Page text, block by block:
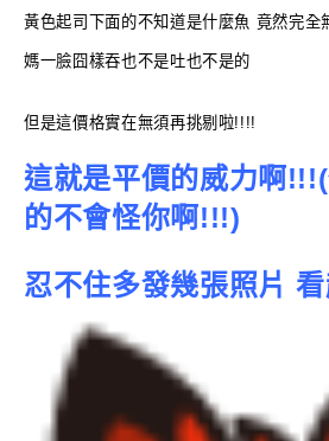
黃色起司下面的不知道是什麼魚 竟然完全
媽一臉囧樣吞也不是吐也不是的
但是這價格實在無須再挑剔啦!!!!
這就是平價的威力啊
的不會怪你啊!!!)
忍不住多發幾張照片